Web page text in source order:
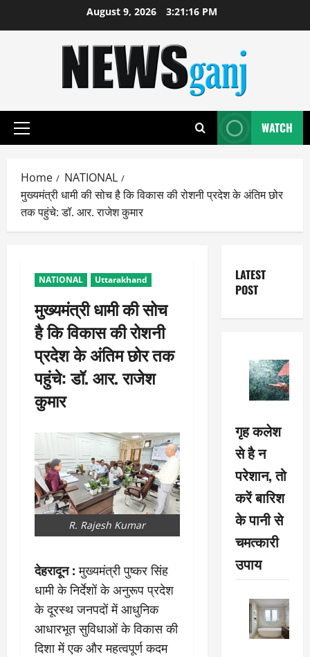
August 9, 2026 3:21:17 PM
Primary
WATCH
Home
NATIONAL
मुख्यमंत्री धामी की सोच है कि विकास की रोशनी प्रदेश के अंतिम छोर
तक पहुंचे: डॉ. आर. राजेश कुमार
NATIONAL Uttarakhand
मुख्यमंत्री धामी की सोच
है कि विकास की रोशनी
प्रदेश के अंतिम छोर तक
पहुंचे: डॉ. आर. राजेश
कुमार
R. Rajesh Kumar
देहरादून : मुख्यमंत्री पुष्कर सिंह
धामी के निर्देशों के अनुरूप प्रदेश
के दूरस्थ जनपदों में आधुनिक
आधारभूत सुविधाओं के विकास की
दिशा में एक और महत्वपूर्ण कदम
LATEST
POST
गृह कलेश
से है न
परेशान, तो
करें बारिश
के पानी से
चमत्कारी
उपाय